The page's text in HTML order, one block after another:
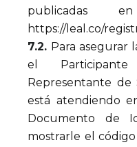
https://leal.co/
7.2. Para asegurar
el
Representante de
está atendiendo
Documento de
mostrarle el